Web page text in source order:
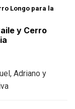
y Cerro
Adriano y